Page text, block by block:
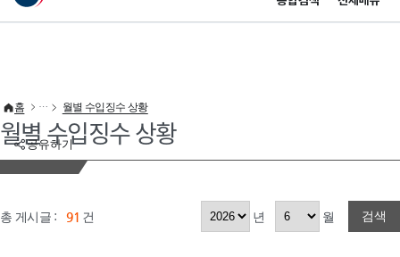
이 누리집은 대한민국 공식 전자정부 누리집입니다.
공유하기
홈 월별 수입징수 상황
월별 수입징수 상황
총 게시글 : 91 건 년 월 검색